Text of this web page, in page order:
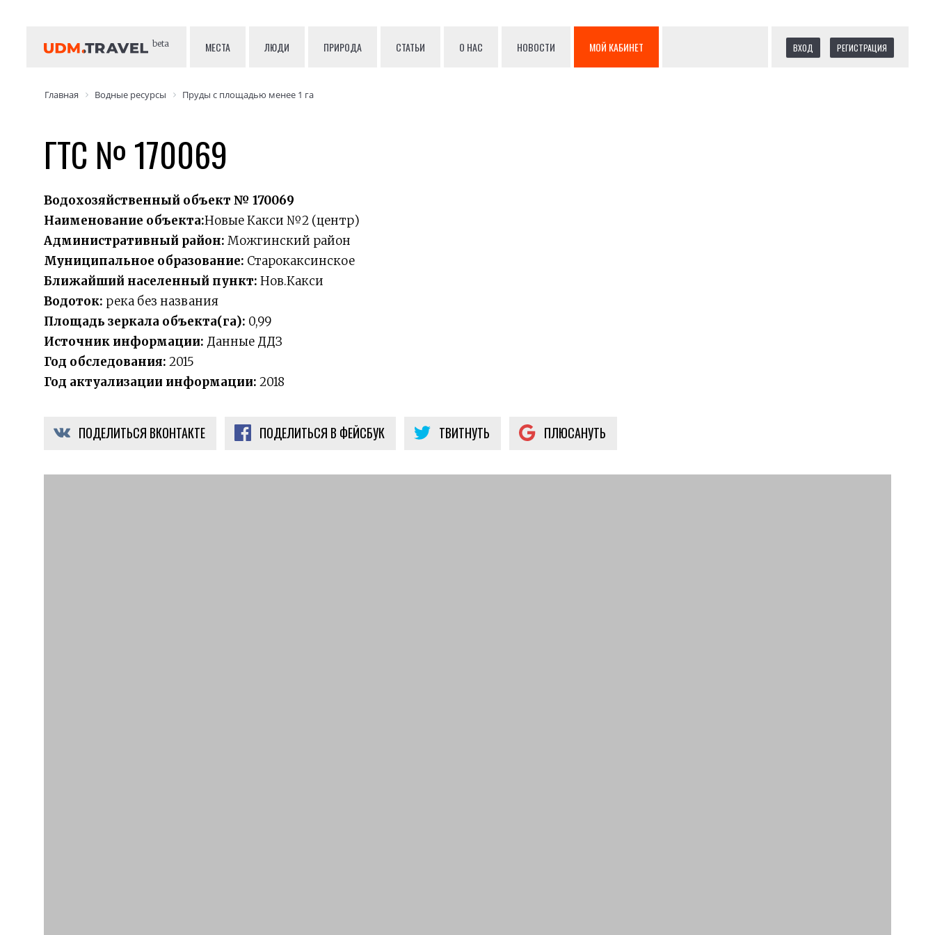
beta МЕСТА ЛЮДИ ПРИРОДА СТАТЬИ О НАС НОВОСТИ МОЙ КАБИНЕТ ВХОД РЕГИСТРАЦИЯ
Главная Водные ресурсы Пруды с площадью менее 1 га
ГТС № 170069
Водохозяйственный объект № 170069
Наименование объекта:Новые Какси №2 (центр)
Административный район: Можгинский район
Муниципальное образование: Старокаксинское
Ближайший населенный пункт: Нов.Какси
Водоток: река без названия
Площадь зеркала объекта(га): 0,99
Источник информации: Данные ДДЗ
Год обследования: 2015
Год актуализации информации: 2018
ПОДЕЛИТЬСЯ ВКОНТАКТЕ ПОДЕЛИТЬСЯ В ФЕЙСБУК ТВИТНУТЬ ПЛЮСАНУТЬ